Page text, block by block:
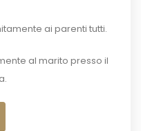
ai parenti tutti.
al marito presso il